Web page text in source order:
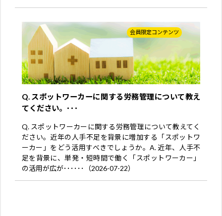
会員限定コンテンツ
Q. スポットワーカーに関する労務管理について教え
てください。･･･
Q. スポットワーカーに関する労務管理について教えてく
ださい。近年の人手不足を背景に増加する「スポットワ
ーカー」をどう活用すべきでしょうか。A. 近年、人手不
足を背景に、単発・短時間で働く「スポットワーカー」
の活用が広が･･････（2026-07-22）